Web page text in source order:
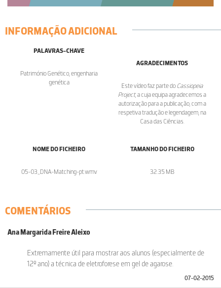
INFORMAÇÃO ADICIONAL
PALAVRAS-CHAVE
Património Genético, engenharia
genética
AGRADECIMENTOS
Este vídeo faz parte do Cassiopeia
Project, a cuja equipa agradecemos a
autorização para a publicação, com a
respetiva tradução e legendagem, na
Casa das Ciências.
NOME DO FICHEIRO
05-03_DNA-Matching-pt.wmv
TAMANHO DO FICHEIRO
32.35 MB
COMENTÁRIOS
Ana Margarida Freire Aleixo
Extremamente útil para mostrar aos alunos (especialmente de
12º ano) a técnica de eletroforese em gel de agarose.
07-02-2015